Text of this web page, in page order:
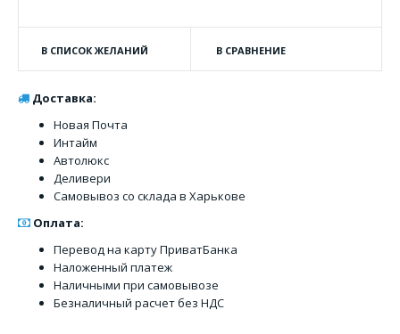
В СПИСОК ЖЕЛАНИЙ В СРАВНЕНИЕ
Доставка:
Новая Почта
Интайм
Автолюкс
Деливери
Самовывоз со склада в Харькове
Оплата:
Перевод на карту ПриватБанка
Наложенный платеж
Наличными при самовывозе
Безналичный расчет без НДС